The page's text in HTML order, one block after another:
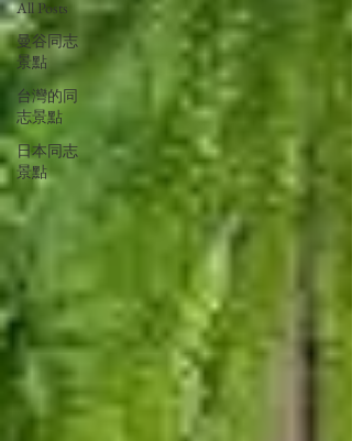
All Posts
曼谷同志
景點
台灣的同
志景點
日本同志
景點